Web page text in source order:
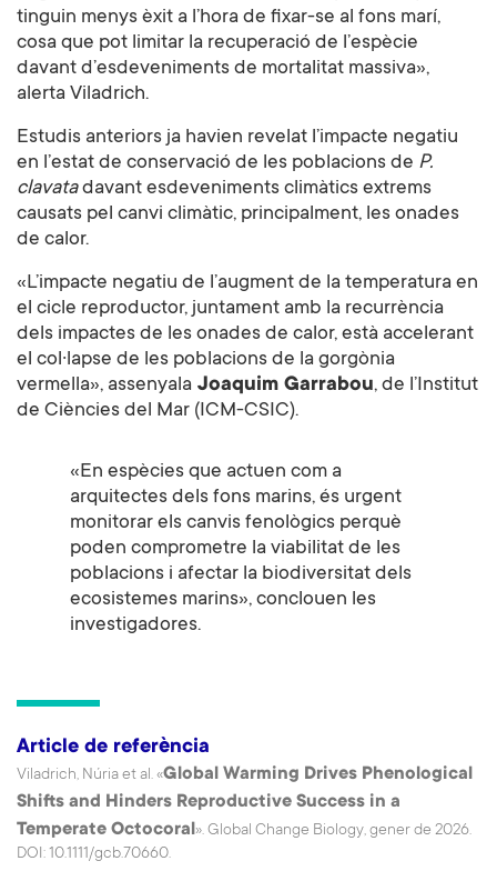
tinguin menys èxit a l’hora de fixar-se al fons marí,
cosa que pot limitar la recuperació de l’espècie
davant d’esdeveniments de mortalitat massiva»,
alerta Viladrich.
Estudis anteriors ja havien revelat l’impacte negatiu
en l’estat de conservació de les poblacions de P.
clavatadavant esdeveniments climàtics extrems
causats pel canvi climàtic, principalment, les onades
de calor.
«L’impacte negatiu de l’augment de la temperatura en
el cicle reproductor, juntament amb la recurrència
dels impactes de les onades de calor, està accelerant
el col·lapse de les poblacions de la gorgònia
vermella», assenyala Joaquim Garrabou, de l’Institut
de Ciències del Mar (ICM-CSIC).
«En espècies que actuen com a
arquitectes dels fons marins, és urgent
monitorar els canvis fenològics perquè
poden comprometre la viabilitat de les
poblacions i afectar la biodiversitat dels
ecosistemes marins», conclouen les
investigadores.
Article de referència
Viladrich, Núria et al. «Global Warming Drives Phenological
Shifts and Hinders Reproductive Success in a
Temperate Octocoral». Global Change Biology, gener de 2026.
DOI: 10.1111/gcb.70660.